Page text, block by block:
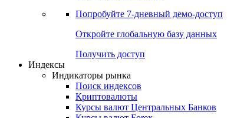
Попробуйте 7-дневный демо-доступ
Откройте глобальную базу данных
Получить доступ
Индексы
Индикаторы рынка
Поиск индексов
Криптовалюты
Курсы валют Центральных Банков